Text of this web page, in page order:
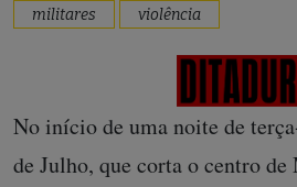
militares
violência
No início de uma noite de
de Julho, que corta o centro